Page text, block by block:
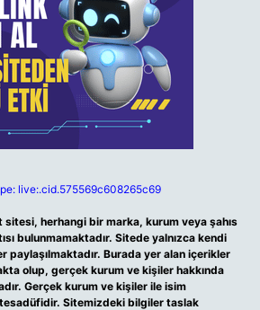
live:.cid.575569c608265c69
sitesi, herhangi bir marka, kurum veya şahıs
bulunmamaktadır. Sitede yalnızca kendi
paylaşılmaktadır. Burada yer alan içerikler
olup, gerçek kurum ve kişiler hakkında
Gerçek kurum ve kişiler ile isim
Sitemizdeki bilgiler taslak